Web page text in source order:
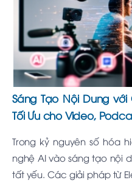
Sáng Tạo Nội Dung
Tối Ưu cho Video,
Trong kỷ nguyên số hóa
nghệ AI vào sáng tạo nội
tất yếu. Các giải pháp từ